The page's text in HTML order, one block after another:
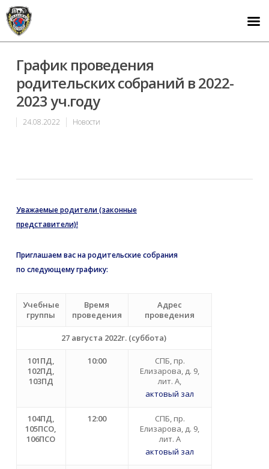
График проведения
родительских собраний в 2022-
2023 уч.году
24.08.2022 Новости
Уважаемые родители (законные
представители)!
Приглашаем вас на родительские собрания
по следующему графику:
Учебные
группы
Время
проведения
Адрес
проведения
27 августа 2022г. (суббота)
101ПД,
102ПД,
103ПД
10:00
СПБ, пр.
Елизарова, д. 9,
лит. А,
актовый зал
104ПД,
105ПСО,
106ПСО
12:00
СПБ, пр.
Елизарова, д. 9,
лит. А
актовый зал